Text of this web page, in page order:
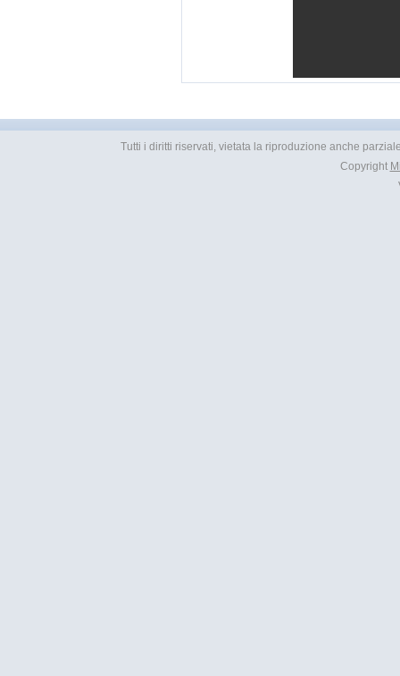
Tutti i diritti riservati, vietata la riproduzione anche
Copyright